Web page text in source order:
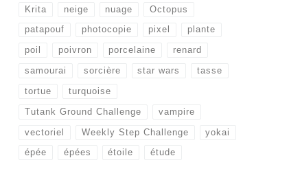
Krita neige nuage Octopus
patapouf photocopie pixel plante
poil poivron porcelaine renard
samourai sorcière star wars tasse
tortue turquoise
Tutank Ground Challenge vampire
vectoriel Weekly Step Challenge yokai
épée épées étoile étude